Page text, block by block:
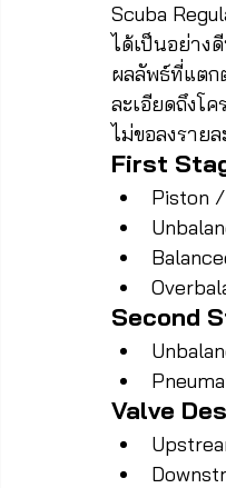
Scuba
ได้เป็นอย่าง
ผลลัพธ์ที่แตก
ละเอียดถึงโ
ไม่ขอลงราย
First
Piston
Second
Valve